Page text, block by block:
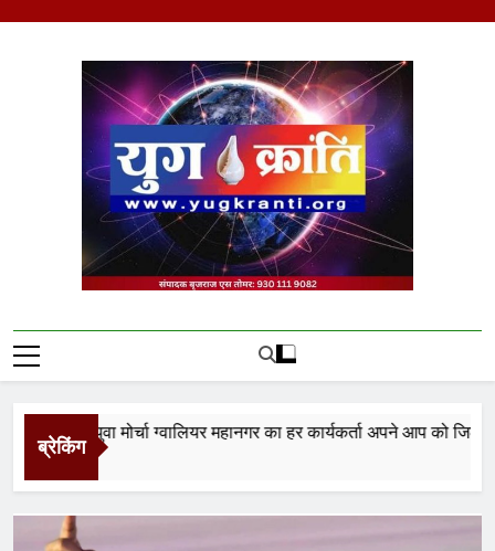
Yug Kranti | Trusted
News Portal
ब्रेकिंग
युवा मोर्चा ग्वालियर महानगर का हर कार्यकर्ता अपने आप को जिला अध्यक्ष